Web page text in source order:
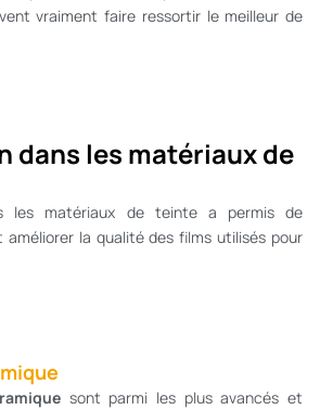
vraiment faire ressortir le meilleur de
dans les matériaux de
les matériaux de teinte a permis de
améliorer la qualité des films utilisés pour
sont parmi les plus avancés et